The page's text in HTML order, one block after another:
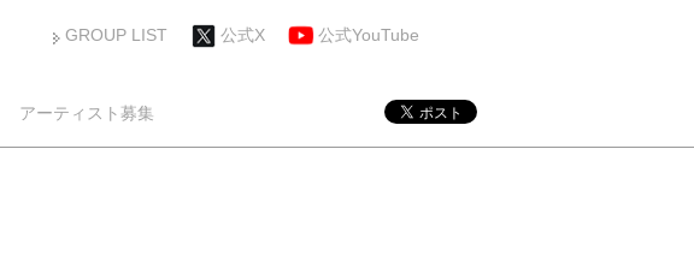
GROUP LIST 公式X 公式YouTube
アーティスト募集